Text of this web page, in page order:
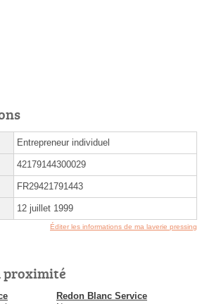
Entrepreneur individuel
42179144300029
FR29421791443
12 juillet 1999
Éditer les informations de ma laverie pressing
proximité
Redon Blanc Service